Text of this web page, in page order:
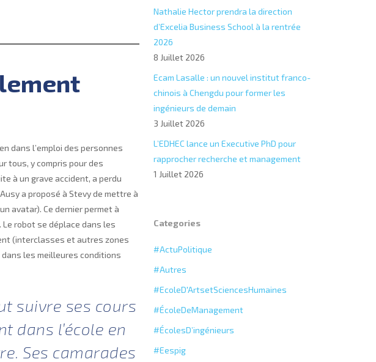
dans l’emploi des personnes
tous, y compris pour des
à un grave accident, a perdu
a proposé à Stevy de mettre à
avatar). Ce dernier permet à
robot se déplace dans les
(interclasses et autres zones
dans les meilleures conditions
suivre ses cours
dans l’école en
Ses camarades
Nathalie Hector prendra la direction
d’Excelia Business School à la rentrée
2026
8 Juillet 2026
Ecam Lasalle : un nouvel institut franco-
chinois à Chengdu pour former les
ingénieurs de demain
3 Juillet 2026
L’EDHEC lance un Executive PhD pour
rapprocher recherche et management
1 Juillet 2026
Categories
#ActuPolitique
#Autres
#EcoleD'ArtsetSciencesHumaines
#ÉcoleDeManagement
#ÉcolesD’ingénieurs
#Eespig